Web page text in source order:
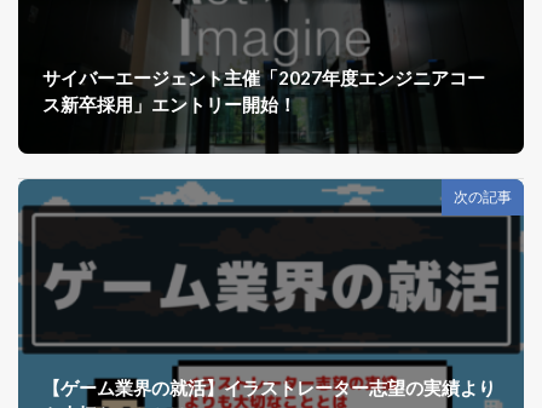
サイバーエージェント主催「2027年度エンジニアコー
ス新卒採用」エントリー開始！
次の記事
【ゲーム業界の就活】イラストレーター志望の実績より